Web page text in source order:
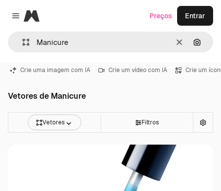
Close menu
Magnific
Limpar
Preços Entrar
Crie uma imagem com IA Crie um vídeo com IA Crie um
Vetores de Manicure
Vetores Filtros